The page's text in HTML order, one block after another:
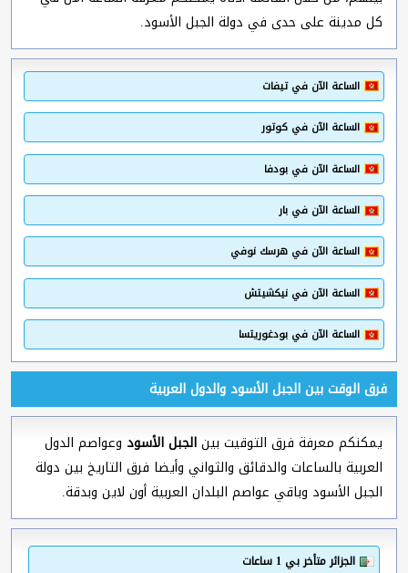
كل مدينة على حدى في دولة الجبل الأسود.
الساعة الآن في تيفات
الساعة الآن في كوتور
الساعة الآن في بودفا
الساعة الآن في بار
الساعة الآن في هرسك نوفي
الساعة الآن في نيكشيتش
الساعة الآن في بودغوريتسا
فرق الوقت بين الجبل الأسود والدول العربية
يمكنكم معرفة فرق التوقيت بينالجبل الأسود وعواصم الدول
العربية بالساعات والدقائق والثواني وأيضا فرق التاريخ بين دولة
الجبل الأسود وباقي عواصم البلدان العربية أون لاين وبدقة.
الجزائر متأخر بي 1 ساعات